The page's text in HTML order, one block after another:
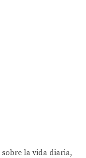
la vida diaria,